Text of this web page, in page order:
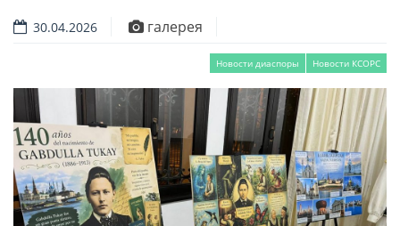
30.04.2026 галерея
Новости диаспоры Новости КСОРС